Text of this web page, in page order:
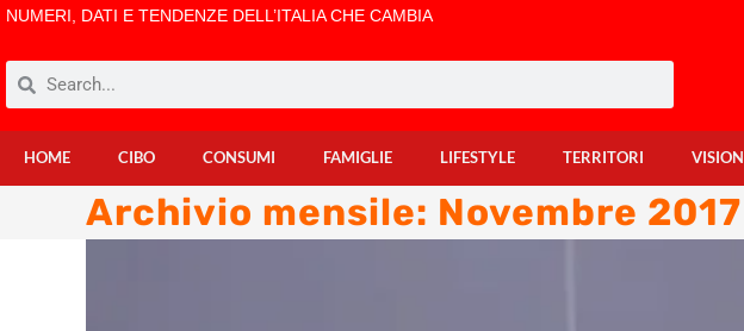
NUMERI, DATI E TENDENZE DELL’ITALIA CHE CAMBIA
HOME CIBO CONSUMI FAMIGLIE LIFESTYLE TERRITORI VISIONI
Archivio mensile: Novembre 2017